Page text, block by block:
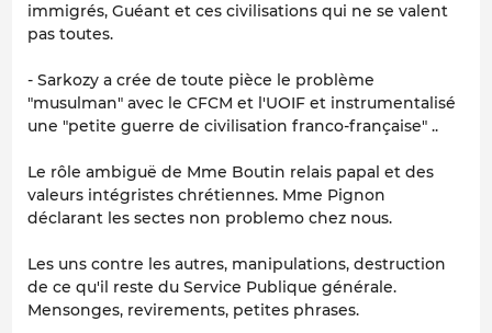
immigrés, Guéant et ces civilisations qui ne se valent
pas toutes.
- Sarkozy a crée de toute pièce le problème
"musulman" avec le CFCM et l'UOIF et instrumentalisé
une "petite guerre de civilisation franco-française" ..
Le rôle ambiguë de Mme Boutin relais papal et des
valeurs intégristes chrétiennes. Mme Pignon
déclarant les sectes non problemo chez nous.
Les uns contre les autres, manipulations, destruction
de ce qu'il reste du Service Publique générale.
Mensonges, revirements, petites phrases.